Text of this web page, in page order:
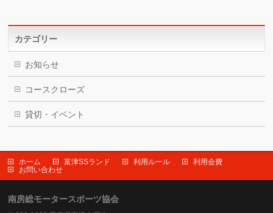
カテゴリー
お知らせ
コースクローズ
貸切・イベント
ホーム 富津SSランド 利用ルール
利用会費
お問い合わせ
南房総モータースポーツ協会